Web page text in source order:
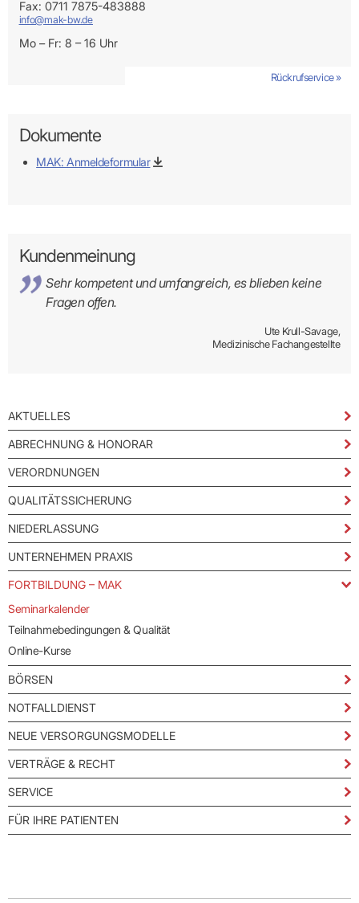
AKTUELLES
ABRECHNUNG & HONORAR
VERORDNUNGEN
QUALITÄTSSICHERUNG
NIEDERLASSUNG
UNTERNEHMEN PRAXIS
FORTBILDUNG – MAK
Seminarkalender
Teilnahmebedingungen & Qualität
Online-Kurse
BÖRSEN
NOTFALLDIENST
NEUE VERSORGUNGSMODELLE
VERTRÄGE & RECHT
SERVICE
FÜR IHRE PATIENTEN
Fax: 0711 7875-483888
info@mak-bw.de
Mo – Fr: 8 – 16 Uhr
Rückrufservice »
Dokumente
MAK: Anmeldeformular
Kundenmeinung
Sehr kompetent und umfangreich, es blieben keine
Fragen offen.
Ute Krull-Savage,
Medizinische Fachangestellte